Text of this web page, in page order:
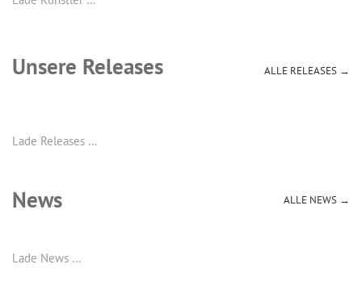
Unsere Releases ALLE RELEASES →
Lade Releases …
News ALLE NEWS →
Lade News …